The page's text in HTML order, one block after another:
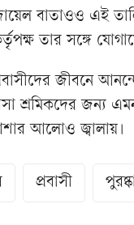
বাতাওও এই
তার সঙ্গে
জীবনে
শ্রমিকদের জন্য
আলোও জ্বালায়।
প্রবাসী